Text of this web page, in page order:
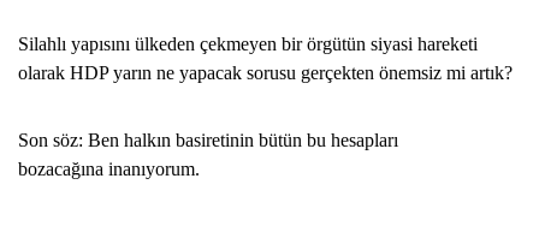
Silahlı yapısını ülkeden çekmeyen bir örgütün siyasi hareketi
olarak HDP yarın ne yapacak sorusu gerçekten önemsiz mi artık?
Son söz: Ben halkın basiretinin bütün bu hesapları
bozacağına inanıyorum.